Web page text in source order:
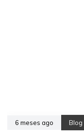
6 meses ago Blog